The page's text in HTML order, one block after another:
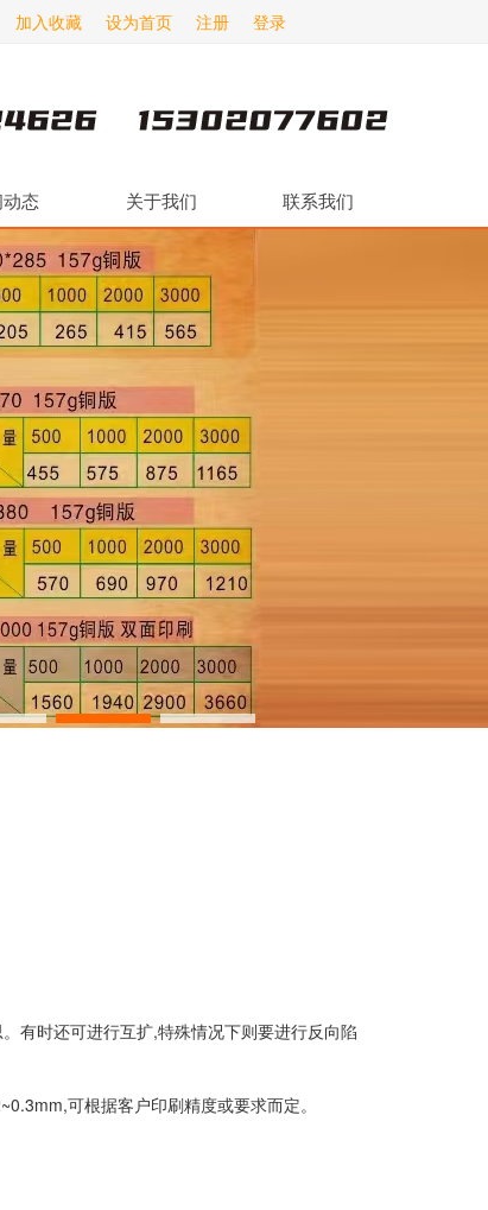
登录
注册
设为首页
加入收藏
态 关于我们 联系我们
有时还可进行互扩,特殊情况下则要进行反向陷
可根据客户印刷精度或要求而定。